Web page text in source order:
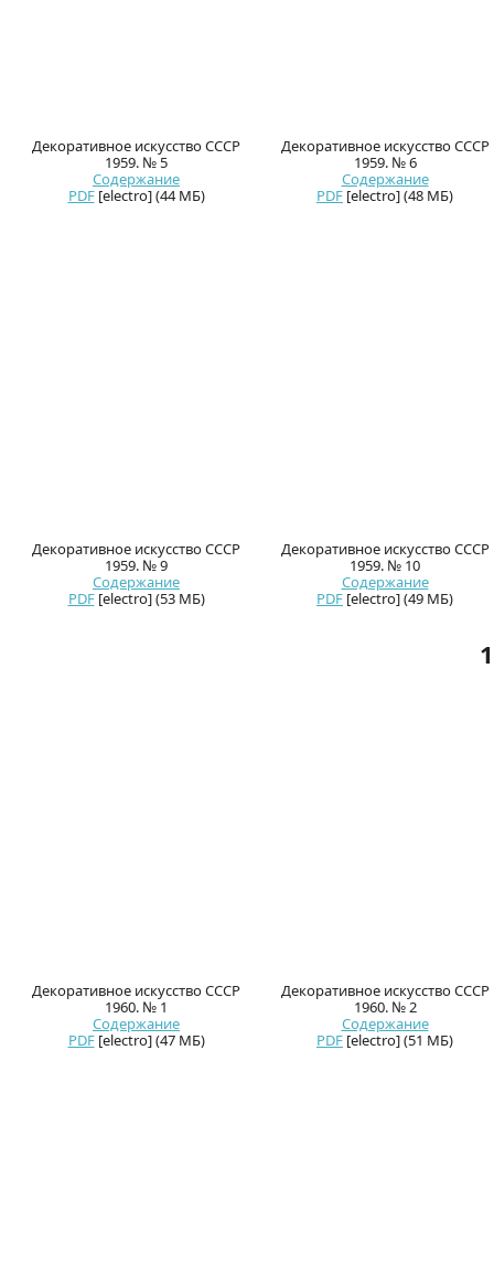
Декоративное искусство СССР
1959. № 5
Содержание
PDF[electro] (44 МБ)
Декоративное искусство СССР
1959. № 6
Содержание
PDF [electro] (48 МБ)
Декоративное искусство СССР
1959. № 9
Содержание
PDF[electro] (53 МБ)
Декоративное искусство СССР
1959. № 10
Содержание
PDF [electro] (49 МБ)
Декоративное искусство СССР
1960. № 1
Содержание
PDF[electro] (47 МБ)
Декоративное искусство СССР
1960. № 2
Содержание
PDF [electro] (51 МБ)